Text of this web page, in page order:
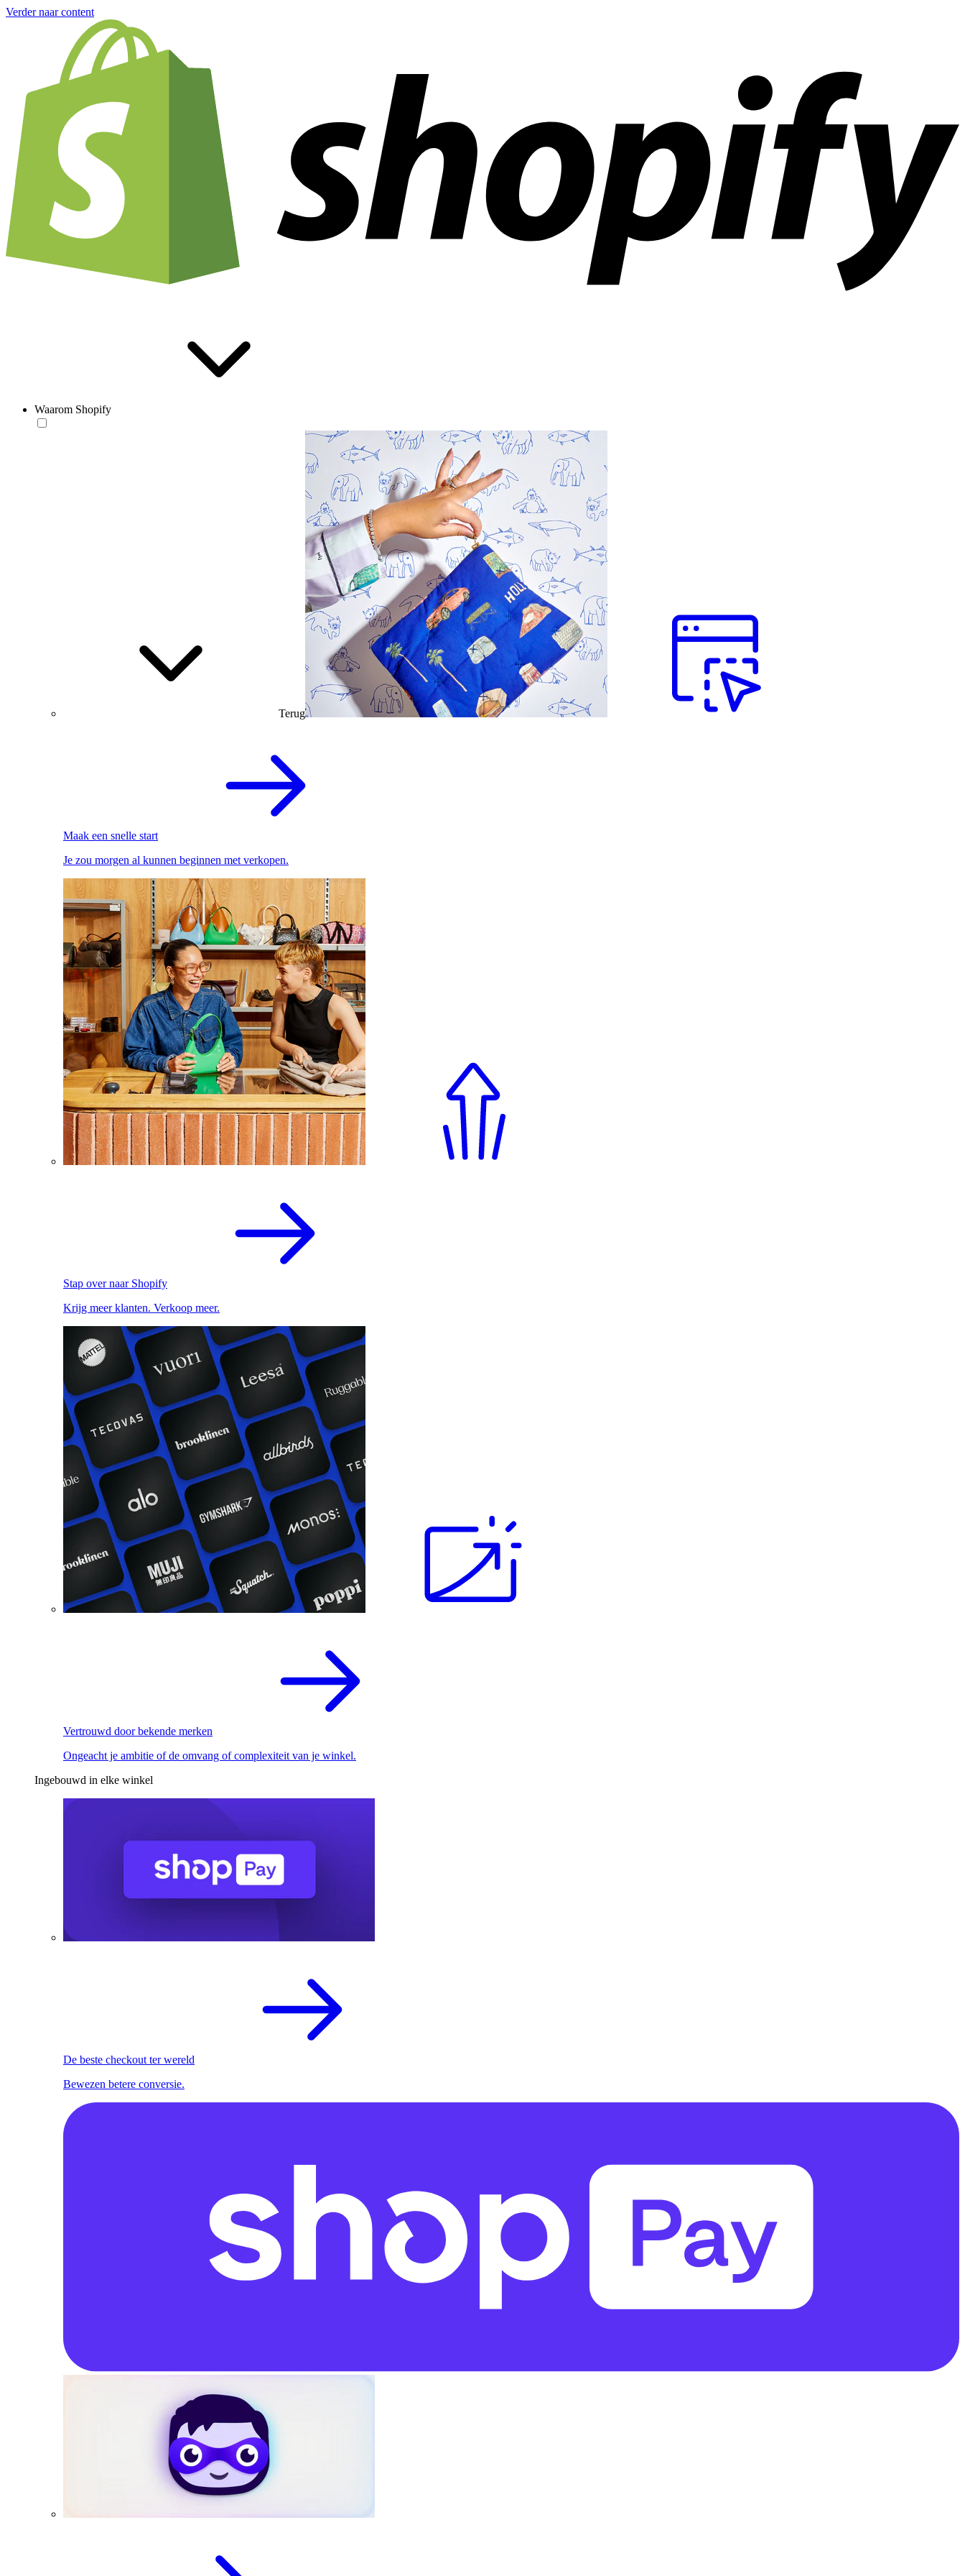
Verder naar content
Waarom Shopify
Terug
Maak een snelle start
Je zou morgen al kunnen beginnen met verkopen.
Stap over naar Shopify
Krijg meer klanten. Verkoop meer.
Vertrouwd door bekende merken
Ongeacht je ambitie of de omvang of complexiteit van je winkel.
Ingebouwd in elke winkel
De beste checkout ter wereld
Bewezen betere conversie.